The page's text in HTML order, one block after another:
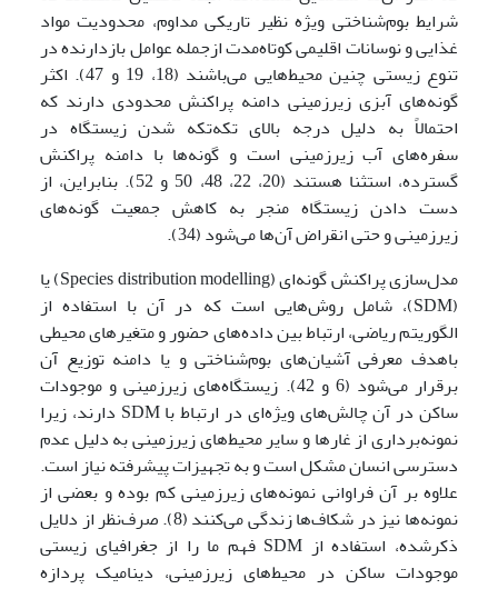
شرایط بوم‌شناختی ویژه نظیر تاریکی مداوم، محدودیت مواد
غذایی و نوسانات اقلیمی کوتاه‌مدت ازجمله عوامل بازدارنده در
تنوع زیستی چنین محیط‌هایی می‌باشند (18، 19 و 47). اکثر
گونه‌های آبزی زیرزمینی دامنه پراکنش محدودی دارند که
احتمالاً به دلیل درجه بالای تکه‌تکه شدن زیستگاه در
سفره‌های آب زیرزمینی است و گونه‌ها با دامنه پراکنش
گسترده، استثنا هستند (20، 22، 48، 50 و 52). بنابراین، از
دست دادن زیستگاه منجر به کاهش جمعیت گونه‌های
زیرزمینی و حتی انقراض آن‌ها می‌شود (34).
مدل‌سازی پراکنش گونه‌ای (Species distribution modelling) یا
(SDM)، شامل روش‌هایی است که در آن با استفاده از
الگوریتم ریاضی، ارتباط بین داده‌های حضور و متغیرهای محیطی
باهدف معرفی آشیان‌های بوم‌شناختی و یا دامنه توزیع آن
برقرار می‌شود (6 و 42). زیستگاه‌های زیرزمینی و موجودات
ساکن در آن چالش‌های ویژه‌ای در ارتباط با SDM دارند، زیرا
نمونه‌برداری از غارها و سایر محیط‌های زیرزمینی به دلیل عدم
دسترسی انسان مشکل است و به تجهیزات پیشرفته نیاز است.
علاوه بر آن فراوانی نمونه‌های زیرزمینی کم بوده و بعضی از
نمونه‌ها نیز در شکاف‌ها زندگی می‌کنند (8). صرف‌نظر از دلایل
ذکرشده، استفاده از SDM فهم ما را از جغرافیای زیستی
موجودات ساکن در محیط‌های زیرزمینی، دینامیک پردازه